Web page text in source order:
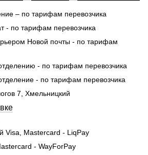
– по тарифам перевозчика
- по тарифам перевозчика
Новой почты - по тарифам
- по тарифам перевозчика
- по тарифам перевозчика
7, Хмельницкий
Visa, Mastercard - LiqPay
- WayForPay